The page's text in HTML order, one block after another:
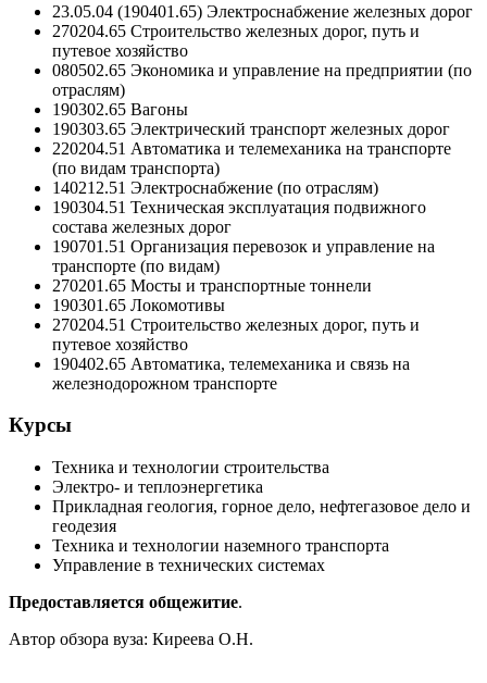
23.05.04 (190401.65) Электроснабжение железных дорог
270204.65 Строительство железных дорог, путь и
путевое хозяйство
080502.65 Экономика и управление на предприятии (по
отраслям)
190302.65 Вагоны
190303.65 Электрический транспорт железных дорог
220204.51 Автоматика и телемеханика на транспорте
(по видам транспорта)
140212.51 Электроснабжение (по отраслям)
190304.51 Техническая эксплуатация подвижного
состава железных дорог
190701.51 Организация перевозок и управление на
транспорте (по видам)
270201.65 Мосты и транспортные тоннели
190301.65 Локомотивы
270204.51 Строительство железных дорог, путь и
путевое хозяйство
190402.65 Автоматика, телемеханика и связь на
железнодорожном транспорте
Курсы
Техника и технологии строительства
Электро- и теплоэнергетика
Прикладная геология, горное дело, нефтегазовое дело и
геодезия
Техника и технологии наземного транспорта
Управление в технических системах
Предоставляется общежитие.
Автор обзора вуза: Киреева О.Н.